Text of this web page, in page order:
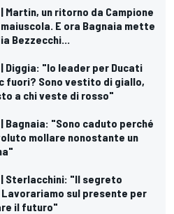
| Martin, un ritorno da Campione
maiuscola. E ora Bagnaia mette
Bezzecchi...
| Diggia: "Io leader per Ducati
fuori? Sono vestito di giallo,
a chi veste di rosso"
| Bagnaia: "Sono caduto perché
mollare nonostante un
| Sterlacchini: "Il segreto
sul presente per
il futuro"